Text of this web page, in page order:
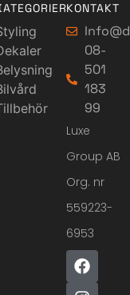
KONTAKT
08-
501
183
99
Luxe
Group AB
Org. nr
559223-
6953